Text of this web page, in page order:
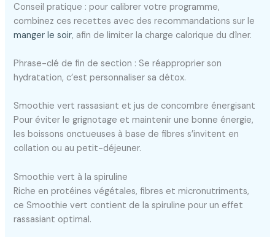
Conseil pratique : pour calibrer votre programme,
combinez ces recettes avec des recommandations sur le
manger le soir, afin de limiter la charge calorique du dîner.
Phrase-clé de fin de section : Se réapproprier son
hydratation, c’est personnaliser sa détox.
Smoothie vert rassasiant et jus de concombre énergisant
Pour éviter le grignotage et maintenir une bonne énergie,
les boissons onctueuses à base de fibres s’invitent en
collation ou au petit-déjeuner.
Smoothie vert à la spiruline
Riche en protéines végétales, fibres et micronutriments,
ce Smoothie vert contient de la spiruline pour un effet
rassasiant optimal.